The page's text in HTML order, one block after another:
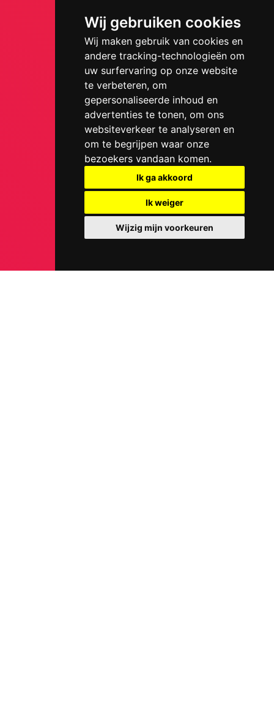
Wij gebruiken cookies
Wij maken gebruik van cookies en
andere tracking-technologieën om
uw surfervaring op onze website
te verbeteren, om
gepersonaliseerde inhoud en
advertenties te tonen, om ons
websiteverkeer te analyseren en
om te begrijpen waar onze
bezoekers vandaan komen.
Ik ga akkoord
Ik weiger
Wijzig mijn voorkeuren